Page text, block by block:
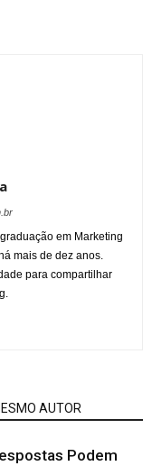
em Marketing
mais de dez anos.
para compartilhar
AUTOR
Podem